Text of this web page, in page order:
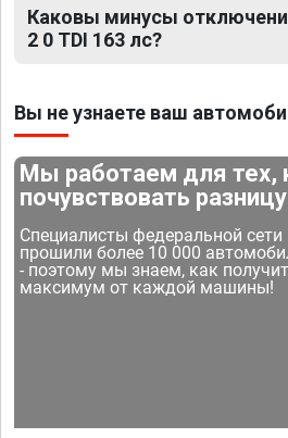
Каковы минусы
2 0 TDI 163 лс?
Вы не узнаете ваш
Мы работаем для тех,
почувствовать
Специалисты федеральной
прошили более 10 000
- поэтому мы знаем, как
максимум от каждой машины!